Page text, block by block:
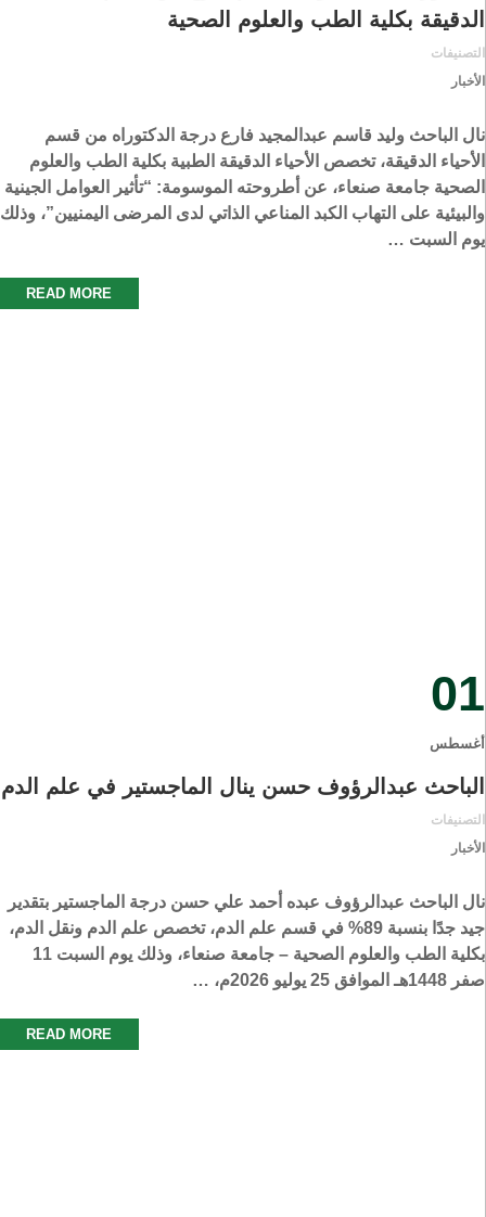
الدقيقة بكلية الطب والعلوم الصحية
التصنيفات
الأخبار
نال الباحث وليد قاسم عبدالمجيد فارع درجة الدكتوراه من قسم
الأحياء الدقيقة، تخصص الأحياء الدقيقة الطبية بكلية الطب والعلوم
الصحية جامعة صنعاء، عن أطروحته الموسومة: “تأثير العوامل الجينية
والبيئية على التهاب الكبد المناعي الذاتي لدى المرضى اليمنيين”، وذلك
يوم السبت …
READ MORE
01
أغسطس
الباحث عبدالرؤوف حسن ينال الماجستير في علم الدم
التصنيفات
الأخبار
نال الباحث عبدالرؤوف عبده أحمد علي حسن درجة الماجستير بتقدير
جيد جدًا بنسبة 89% في قسم علم الدم، تخصص علم الدم ونقل الدم،
بكلية الطب والعلوم الصحية – جامعة صنعاء، وذلك يوم السبت 11
صفر 1448هـ الموافق 25 يوليو 2026م، …
READ MORE